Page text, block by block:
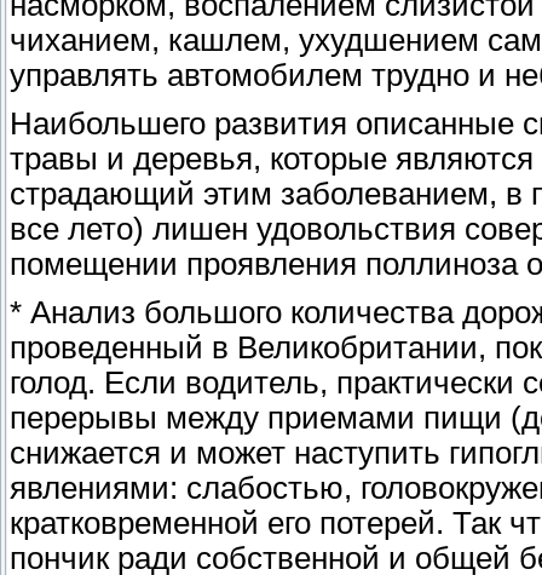
чиханием, кашлем, ухудшением
управлять автомобилем трудно и
Наибольшего развития описанные
травы и деревья, которые
страдающий этим заболеванием, в
все лето) лишен удовольствия
помещении проявления поллиноза
* Анализ большого количества
проведенный в Великобритании,
голод. Если водитель,
перерывы между приемами пищи
снижается и может наступить
явлениями: слабостью,
кратковременной его потерей. Так
пончик ради собственной и общей